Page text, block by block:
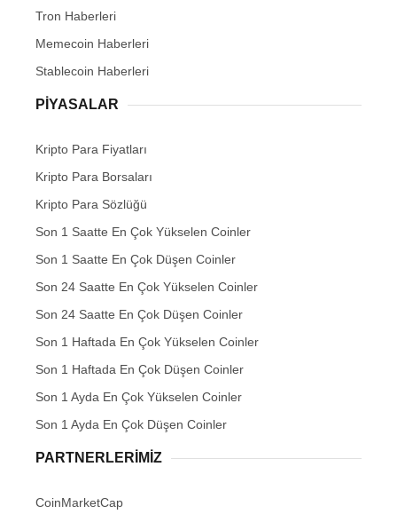
Tron Haberleri
Memecoin Haberleri
Stablecoin Haberleri
PIYASALAR
Kripto Para Fiyatları
Kripto Para Borsaları
Kripto Para Sözlüğü
Son 1 Saatte En Çok Yükselen Coinler
Son 1 Saatte En Çok Düşen Coinler
Son 24 Saatte En Çok Yükselen Coinler
Son 24 Saatte En Çok Düşen Coinler
Son 1 Haftada En Çok Yükselen Coinler
Son 1 Haftada En Çok Düşen Coinler
Son 1 Ayda En Çok Yükselen Coinler
Son 1 Ayda En Çok Düşen Coinler
PARTNERLERIMIZ
CoinMarketCap